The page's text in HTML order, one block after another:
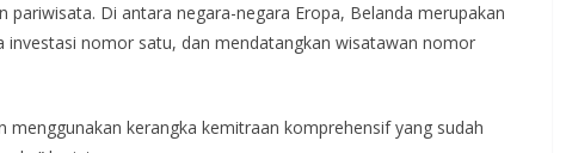
pariwisata. Di antara negara-negara Eropa, Belanda merupakan
nomor satu, dan mendatangkan wisatawan nomor
menggunakan kerangka kemitraan komprehensif yang sudah